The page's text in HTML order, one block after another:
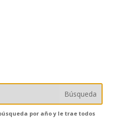
por año y le trae todos